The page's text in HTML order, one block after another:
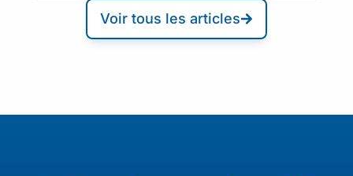
Voir tous les articles